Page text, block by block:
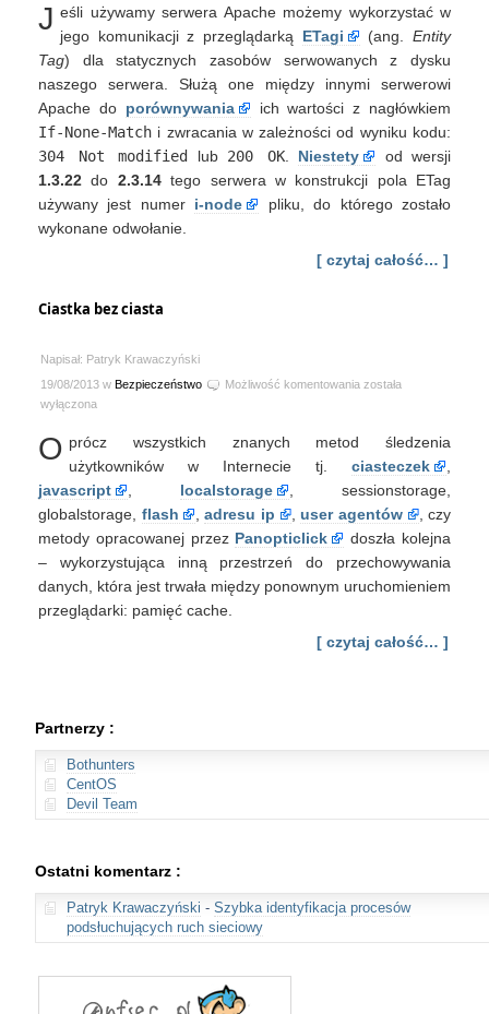
Inode
Information
J eśli używamy serwera Apache możemy wykorzystać w
jego komunikacji z przeglądarką ETagi (ang.Entity
Tag) dla statycznych zasobów serwowanych z dysku
naszego serwera. Służą one między innymi serwerowi
Apache do porównywania
ich wartości z nagłówkiem
If-None-Match i zwracania w zależności od wyniku kodu:
304 Not modified
lub 200 OK. Niestety
od wersji
1.3.22 do 2.3.14tego serwera w konstrukcji pola ETag
używany jest numer i-node
pliku, do którego zostało
wykonane odwołanie.
[ czytaj całość… ]
Ciastka bez ciasta
Napisał: Patryk Krawaczyński
19/08/2013 w Bezpieczeństwo Możliwość komentowania Ciastka
została
wyłączona
O prócz wszystkich znanych metod śledzenia
użytkowników w Internecie tj. ciasteczek
javascript
localstorage
, sessionstorage,
globalstorage, flash adresu ip , user agentów
, czy
metody opracowanej przez Panopticlick
doszła kolejna
– wykorzystująca inną przestrzeń do przechowywania
danych, która jest trwała między ponownym uruchomieniem
przeglądarki: pamięć cache.
[ czytaj całość… ]
Partnerzy :
Bothunters
CentOS
Devil Team
Ostatni komentarz :
Patryk Krawaczyński - Szybka identyfikacja procesów
podsłuchujących ruch sieciowy